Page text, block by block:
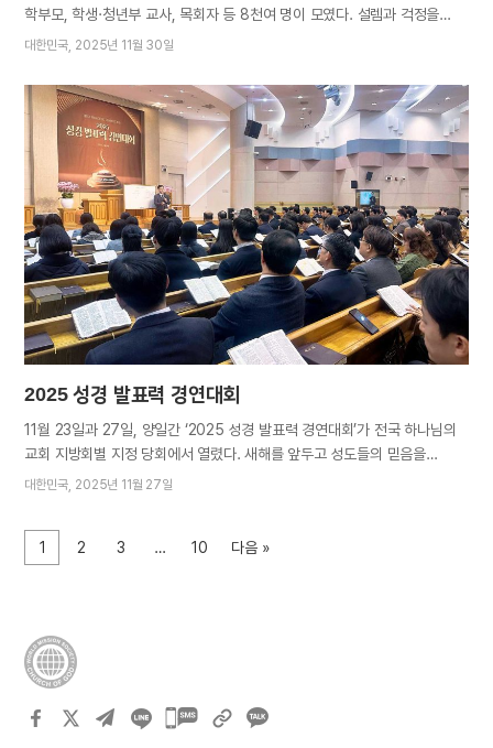
학부모, 학생·청년부 교사, 목회자 등 8천여 명이 모였다. 설렘과 걱정을
안고 인생의 다음 페이지를 준비 중인 청소년들에게 힘과 자신감을 심어주고
앞서 연수원 본관 앞에는 예비청년들을 응원하는 간식 부스가 마련됐다.
떡볶이, 연유도넛, 탕수육, 만두, 말차라테 등 대전권 성도들이 정성을 다해
마련한 먹거리가 참석자들을 맞았다. 맞은편 잔디밭에는
IUBA·IWBA·IMBA(국제 대학생·직장인 청년·군인 청년 성경 아카데미)를
알아보고 체험할 수 있는 소개 부스가 펼쳐졌다. 청년 선배들은 후배들이
스스로 결정하고 책임져야 하는 청년기에 잘 적응할 수 있도록 진심 어린
조언을 건넸다. 어머니께서는 꿈을 찾고 목표를 이루고자 학업에 매진하며
하나님의 교훈을 부지런히 실천해 온 예비청년들을 다독이시고 이들이
하나님의 축복 속에 꿈과 소원을 다 이루길 기도하셨다. “목표를 세우고
기도와 노력을 이어가면 못…
대한민국 2025년 11월 30일
2025 성경 발표력 경연대회
11월 23일과 27일, 양일간 ‘2025 성경 발표력 경연대회’가 전국 하나님의
교회 지방회별 지정 당회에서 열렸다. 새해를 앞두고 성도들의 믿음을
하나님 말씀으로 더욱 견고히 세우고 복음 열정을 고취하기 위해
27일에는 부녀부 본선이 각각 진행됐으며 지역 목회자들이 심사를 맡았다.
당회별 예선을 거쳐 선발된 당회 대표 발표자들이 순서대로 나와 발표를
힘찬 응원 구호를 외치고 박수를 보냈다. 최종 심사 후 진행된 시상식에서
지방회별 대표 목회자가 수상자들에게 상품을 수여했다. 퇴근 후 밤늦게까지
구원을 위해 모든 것을 예비하신 하늘 어머니의 사랑이 새삼…
대한민국 2025년 11월 27일
1 2 3 … 10 다음 »
카카오톡